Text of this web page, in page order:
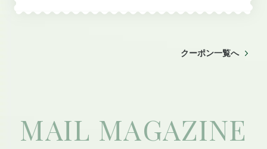
ます。
00~17:00) 定休月・祝 桜井市桜井204-1 幸和ビル405
クーポン一覧へ
MAIL MAGAZINE